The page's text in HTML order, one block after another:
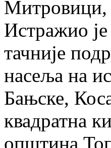
Митровици,
Истражио
тачније
насеља на
Бањске,
квадратна
општина